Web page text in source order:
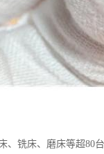
铣床、磨床等超80